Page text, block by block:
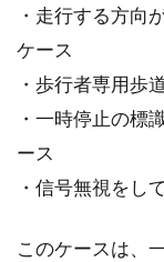
・走行する方向
ケース
・歩行者専用歩
・一時停止の標
ース
・信号無視をし
このケースは、